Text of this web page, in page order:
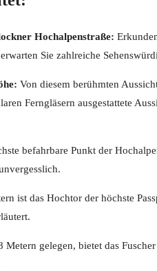
Hochalpenstraße:
Sie zahlreiche
Von diesem berühmten
Ferngläsern ausgestattete
befahrbare Punkt der
ist das Hochtor der höchste
Metern gelegen, bietet das